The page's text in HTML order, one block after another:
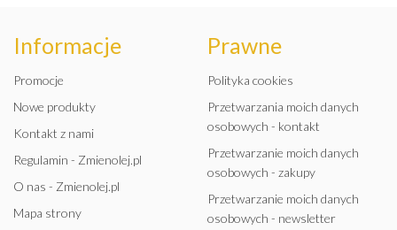
Informacje
Promocje
Nowe produkty
Kontakt z nami
Regulamin - Zmienolej.pl
O nas - Zmienolej.pl
Mapa strony
Prawne
Polityka cookies
Przetwarzania moich danych
osobowych - kontakt
Przetwarzanie moich danych
osobowych - zakupy
Przetwarzanie moich danych
osobowych - newsletter